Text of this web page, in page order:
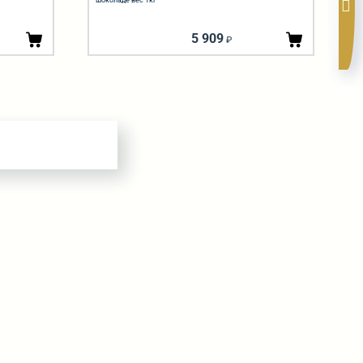
5 909 ₽